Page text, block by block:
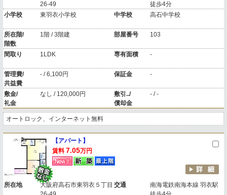
26-49
徒歩4分
小学校
東羽衣小学校 中学校 高石中学校
所在階/
階数
1階 / 3階建 部屋番号 103
間取り 1LDK 専有面積 -
管理費/
共益費
- / 6,100円 保証金 -
敷金/
礼金
なし / 120,000円
敷引../
償却金
- / -
オートロック、インターネット無料
【アパート】
賃料 7.05万円
所在地
大阪府高石市東羽衣５丁目 交通
南海電鉄南海本線 羽衣駅